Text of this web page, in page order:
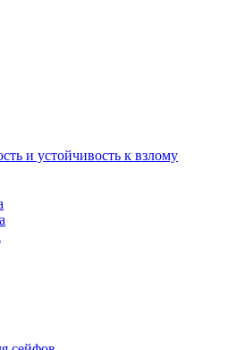
и устойчивость к взлому